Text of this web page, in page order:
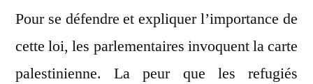
Pour se défendre et expliquer l’importance de
cette loi, les parlementaires invoquent la carte
palestinienne. La peur que les refugiés